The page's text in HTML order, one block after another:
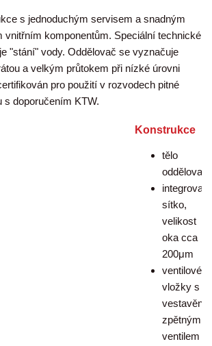
s jednoduchým servisem a snadným
vnitřním komponentům. Speciální technické
"stání" vody. Oddělovač se vyznačuje
a velkým průtokem při nízké úrovni
pro použití v rozvodech pitné
s doporučením KTW.
Konstrukce
tělo
sítko,
velikost
oka cca
200μm
ventilové
vložky s
zpětným
ventilem